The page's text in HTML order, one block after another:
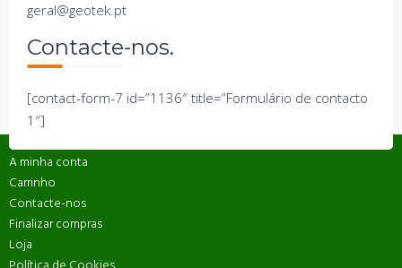
geral@geotek.pt
Contacte-nos.
[contact-form-7 id=”1136″ title=”Formulário de contacto
1″]
A minha conta
Carrinho
Contacte-nos
Finalizar compras
Loja